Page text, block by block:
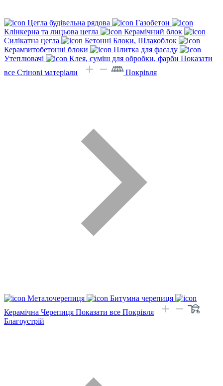
Цегла будівельна рядова
Газобетон
Клінкерна та лицьова цегла
Керамічний блок
Силікатна цегла
Бетонні Блоки, Шлакоблок
Керамзитобетонні блоки
Плитка для фасаду
Утеплювачі
Клея, суміш для обробки, фарби Показати
все Стінові матеріали
Покрівля
Металочерепиця
Битумна черепиця
Керамічна Черепиця Показати все Покрівля
Благоустрій